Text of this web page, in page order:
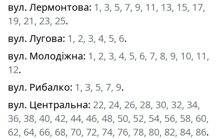
вул. Лермонтова: 1, 3, 5, 7, 9, 11, 13, 15, 17,
19, 21, 23, 25.
вул. Лугова: 1, 2, 3, 4, 5, 6.
вул. Молодіжна: 1, 2, 3, 4, 5, 6, 7, 8, 9, 10, 11,
12.
вул. Рибалко: 1, 3, 5, 7, 9.
вул. Центральна: 22, 24, 26, 28, 30, 32, 34,
36, 38, 40, 42, 44, 46, 48, 50, 52, 54, 56, 58, 60,
62, 64, 66, 68, 70, 72, 74, 76, 78, 80, 82, 84, 86.